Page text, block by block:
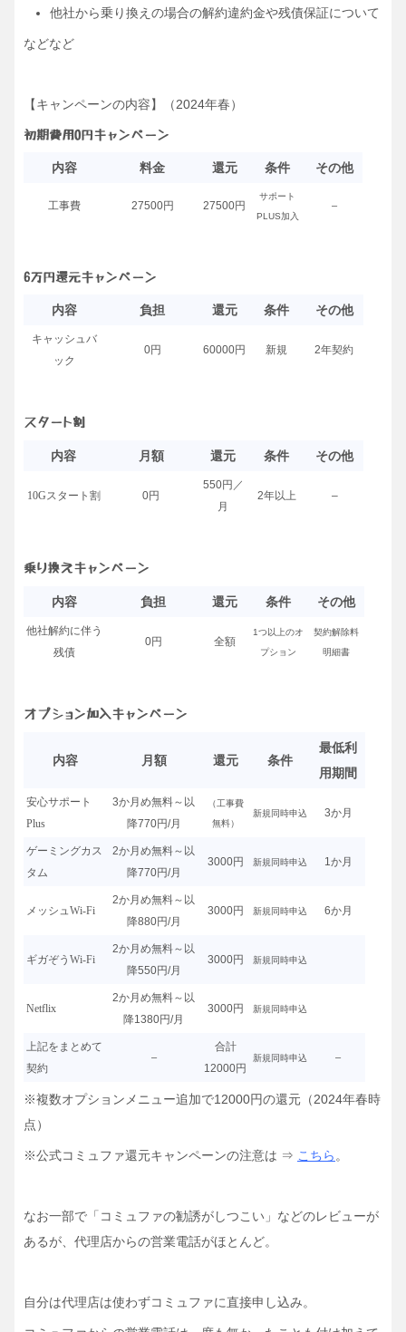
他社から乗り換えの場合の解約違約金や残債保証について
などなど
【キャンペーンの内容】（2024年春）
初期費用0円キャンペーン
内容 料金 還元 条件 その他
工事費 27500円 27500円
サポート
PLUS加入
–
6万円還元キャンペーン
内容 負担 還元 条件 その他
キャッシュバ
ック
0円 60000円 新規 2年契約
スタート割
内容 月額 還元 条件 その他
10Gスタート割 0円
550円／
月
2年以上 –
乗り換えキャンペーン
内容 負担 還元 条件 その他
他社解約に伴う
残債
0円 全額
1つ以上のオ
プション
契約解除料
明細書
オプション加入キャンペーン
内容 月額 還元 条件
最低利
用期間
安心サポート
Plus
3か月め無料～以
降770円/月
（工事費
無料）
新規同時申込 3か月
ゲーミングカス
タム
2か月め無料～以
降770円/月
3000円 新規同時申込 1か月
メッシュWi-Fi
2か月め無料～以
降880円/月
3000円 新規同時申込 6か月
ギガぞうWi-Fi
2か月め無料～以
降550円/月
3000円 新規同時申込
Netflix
2か月め無料～以
降1380円/月
3000円 新規同時申込
上記をまとめて
契約
–
合計
12000円
新規同時申込 –
※複数オプションメニュー追加で12000円の還元（2024年春時
点）
※公式コミュファ還元キャンペーンの注意は ⇒ こちら 。
なお一部で「コミュファの勧誘がしつこい」などのレビューが
あるが、代理店からの営業電話がほとんど。
自分は代理店は使わずコミュファに直接申し込み。